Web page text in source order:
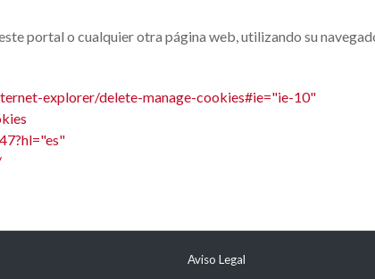
portal o cualquier otra página web, utilizando su
explorer/delete-manage-cookies#ie="ie-10"
Aviso Legal